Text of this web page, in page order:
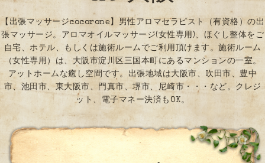
【出張マッサージcocorone】男性アロマセラピスト（有資格）の出
張マッサージ。アロマオイルマッサージ(女性専用)、ほぐし整体をご
自宅、ホテル、もしくは施術ルームでご利用頂けます。施術ルーム
（女性専用）は、大阪市淀川区三国本町にあるマンションの一室。
アットホームな癒し空間です。出張地域は大阪市、吹田市、豊中
市、池田市、東大阪市、門真市、堺市、尼崎市・・・など。クレジ
ット、電子マネー決済もOK。